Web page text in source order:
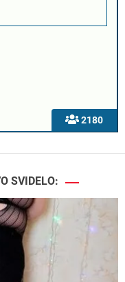
2180
SVIDELO: